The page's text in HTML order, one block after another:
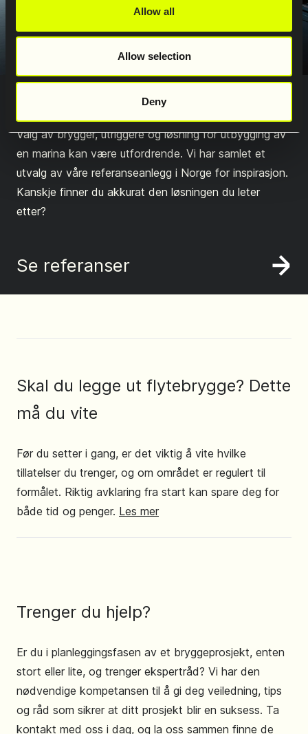
Allow all
Allow selection
Deny
Valg av brygger, utriggere og løsning for utbygging av
en marina kan være utfordrende. Vi har samlet et
utvalg av våre referanseanlegg i Norge for inspirasjon.
Kanskje finner du akkurat den løsningen du leter
etter?
Se referanser
Skal du legge ut flytebrygge? Dette
må du vite
Før du setter i gang, er det viktig å vite hvilke
tillatelser du trenger, og om området er regulert til
formålet. Riktig avklaring fra start kan spare deg for
både tid og penger. Les mer
Trenger du hjelp?
Er du i planleggingsfasen av et bryggeprosjekt, enten
stort eller lite, og trenger ekspertråd? Vi har den
nødvendige kompetansen til å gi deg veiledning, tips
og råd som sikrer at ditt prosjekt blir en suksess. Ta
kontakt med oss i dag, og la oss sammen finne de